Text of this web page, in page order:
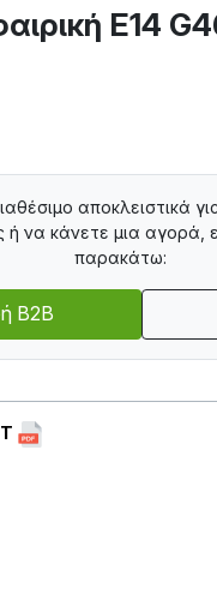
E14
αποκλειστικά
ή να κάνετε μια αγορά,
παρακάτω:
B2B